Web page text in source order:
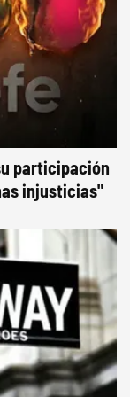
participación
injusticias"